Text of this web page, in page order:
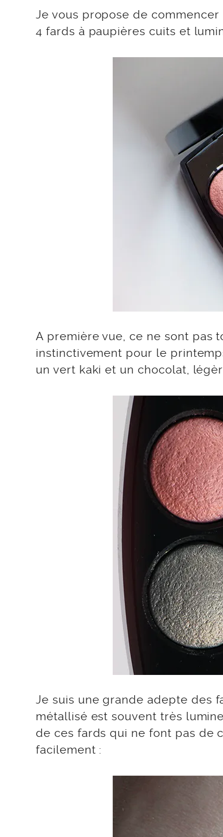
Je vous propose de commencer
4 fards à paupières cuits et
A première vue, ce ne sont pas
instinctivement pour le
un vert kaki et un chocolat,
Je suis une grande adepte des
métallisé est souvent très
de ces fards qui ne font pas de
facilement :